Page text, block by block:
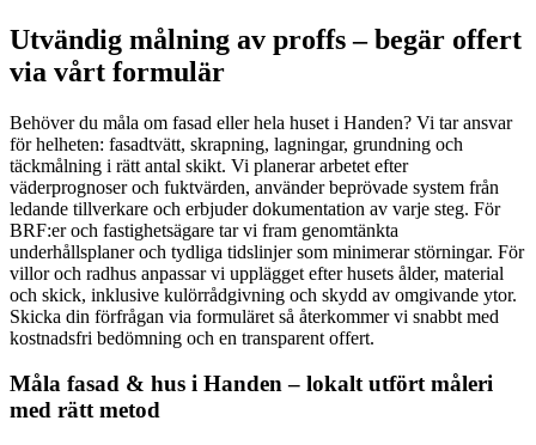
Utvändig målning av proffs – begär offert
via vårt formulär
Behöver du måla om fasad eller hela huset i Handen? Vi tar ansvar
för helheten: fasadtvätt, skrapning, lagningar, grundning och
täckmålning i rätt antal skikt. Vi planerar arbetet efter
väderprognoser och fuktvärden, använder beprövade system från
ledande tillverkare och erbjuder dokumentation av varje steg. För
BRF:er och fastighetsägare tar vi fram genomtänkta
underhållsplaner och tydliga tidslinjer som minimerar störningar. För
villor och radhus anpassar vi upplägget efter husets ålder, material
och skick, inklusive kulörrådgivning och skydd av omgivande ytor.
Skicka din förfrågan via formuläret så återkommer vi snabbt med
kostnadsfri bedömning och en transparent offert.
Måla fasad & hus i Handen – lokalt utfört måleri
med rätt metod